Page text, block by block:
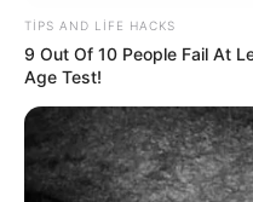
TIPS AND LIFE HACKS
9 Out Of 10 People Fail At
Age Test!